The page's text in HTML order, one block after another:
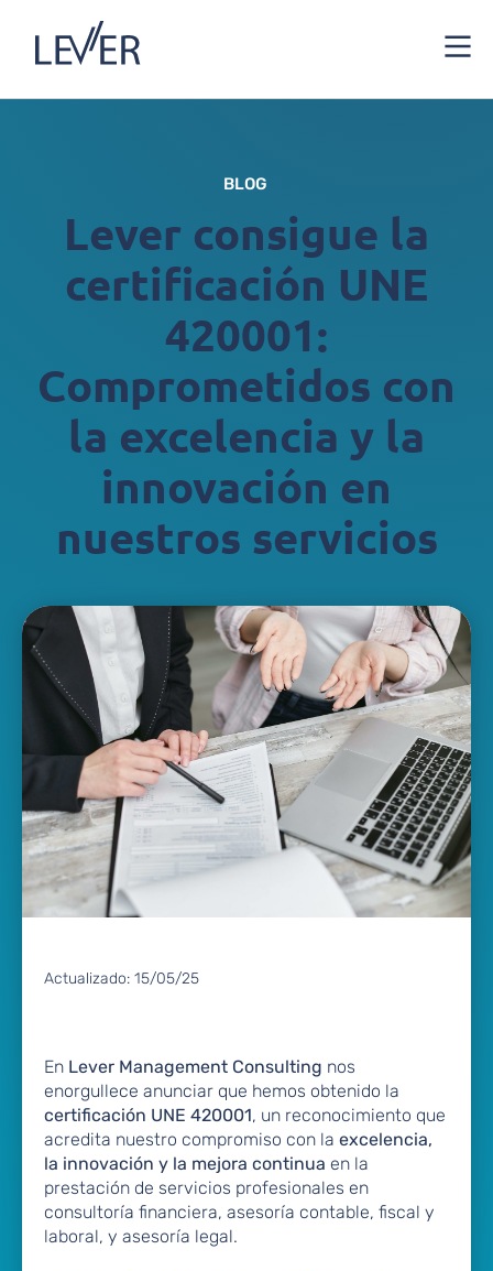
BLOG
Lever consigue la
certificación UNE
420001:
Comprometidos con
la excelencia y la
innovación en
nuestros servicios
Actualizado: 15/05/25
En Lever Management Consulting nos
enorgullece anunciar que hemos obtenido la
certificación UNE 420001, un reconocimiento que
acredita nuestro compromiso con la excelencia,
la innovación y la mejora continua en la
prestación de servicios profesionales en
consultoría financiera, asesoría contable, fiscal y
laboral, y asesoría legal.